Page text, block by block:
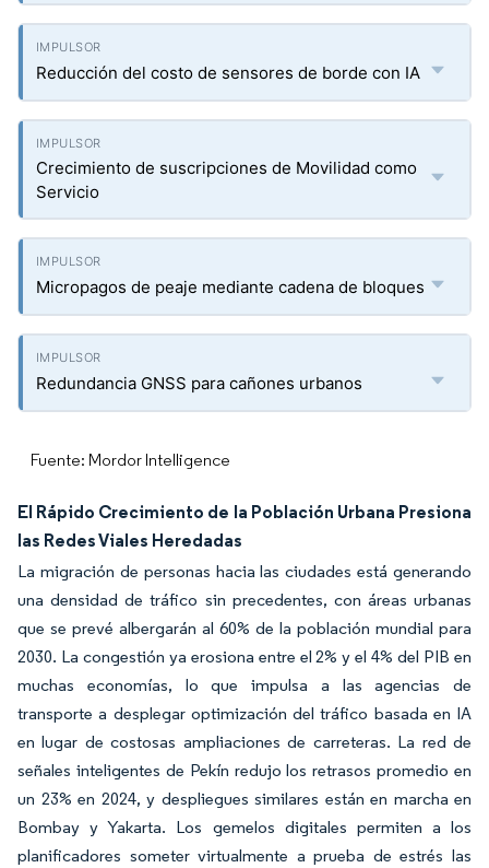
Reducción del costo de sensores de borde con IA
Crecimiento de suscripciones de Movilidad como
Servicio
Micropagos de peaje mediante cadena de bloques
Redundancia GNSS para cañones urbanos
Fuente: Mordor Intelligence
El Rápido Crecimiento de la Población Urbana Presiona
las Redes Viales Heredadas
La migración de personas hacia las ciudades está generando
una densidad de tráfico sin precedentes, con áreas urbanas
que se prevé albergarán al 60% de la población mundial para
2030. La congestión ya erosiona entre el 2% y el 4% del PIB en
muchas economías, lo que impulsa a las agencias de
transporte a desplegar optimización del tráfico basada en IA
en lugar de costosas ampliaciones de carreteras. La red de
señales inteligentes de Pekín redujo los retrasos promedio en
un 23% en 2024, y despliegues similares están en marcha en
Bombay y Yakarta. Los gemelos digitales permiten a los
planificadores someter virtualmente a prueba de estrés las